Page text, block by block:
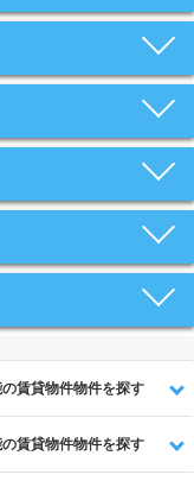
賃貸物件物件を探す
賃貸物件物件を探す